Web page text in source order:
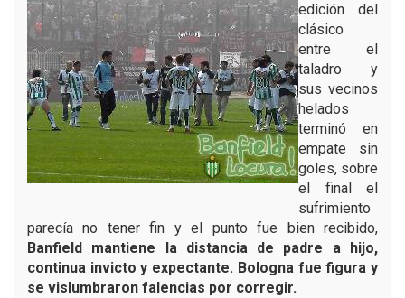
edición del
clásico
entre el
taladro y
sus vecinos
helados
terminó en
empate sin
goles, sobre
el final el
sufrimiento
parecía no tener fin y el punto fue bien recibido,
Banfield mantiene la distancia de padre a hijo,
continua invicto y expectante. Bologna fue figura y
se vislumbraron falencias por corregir.